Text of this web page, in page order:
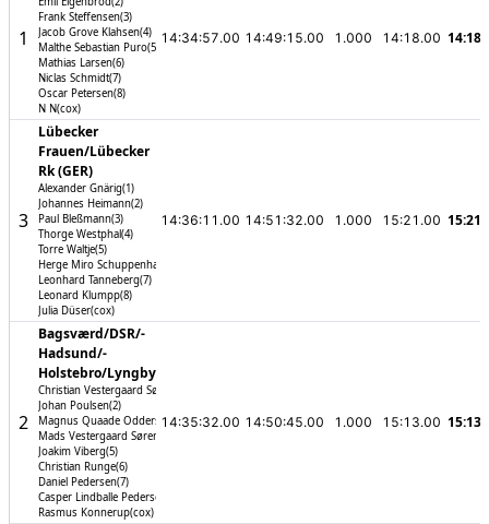
1
Frank Steffensen(3)
Jacob Grove Klahsen(4)
Malthe Sebastian Puro(5)
Mathias Larsen(6)
Niclas Schmidt(7)
Oscar Petersen(8)
N N(cox)
14:34:57.00 14:49:15.00 1.000 14:18.00
3
Lübecker
Frauen/­Lübecker
Rk (GER)
Alexander Gnärig(1)
Johannes Heimann(2)
Paul Bleßmann(3)
Thorge Westphal(4)
Torre Waltje(5)
Herge Miro Schuppenhauer(6)
Leonhard Tanneberg(7)
Leonard Klumpp(8)
Julia Düser(cox)
14:36:11.00 14:51:32.00 1.000 15:21.00
2
Bagsværd/­DSR/­
Hadsund/­
Holstebro/­Lyngby
Christian Vestergaard Sørensen(1)
Johan Poulsen(2)
Magnus Quaade Oddershede(3)
Mads Vestergaard Sørensen(4)
Joakim Viberg(5)
Christian Runge(6)
Daniel Pedersen(7)
Casper Lindballe Pedersen(8)
Rasmus Konnerup(cox)
14:35:32.00 14:50:45.00 1.000 15:13.00